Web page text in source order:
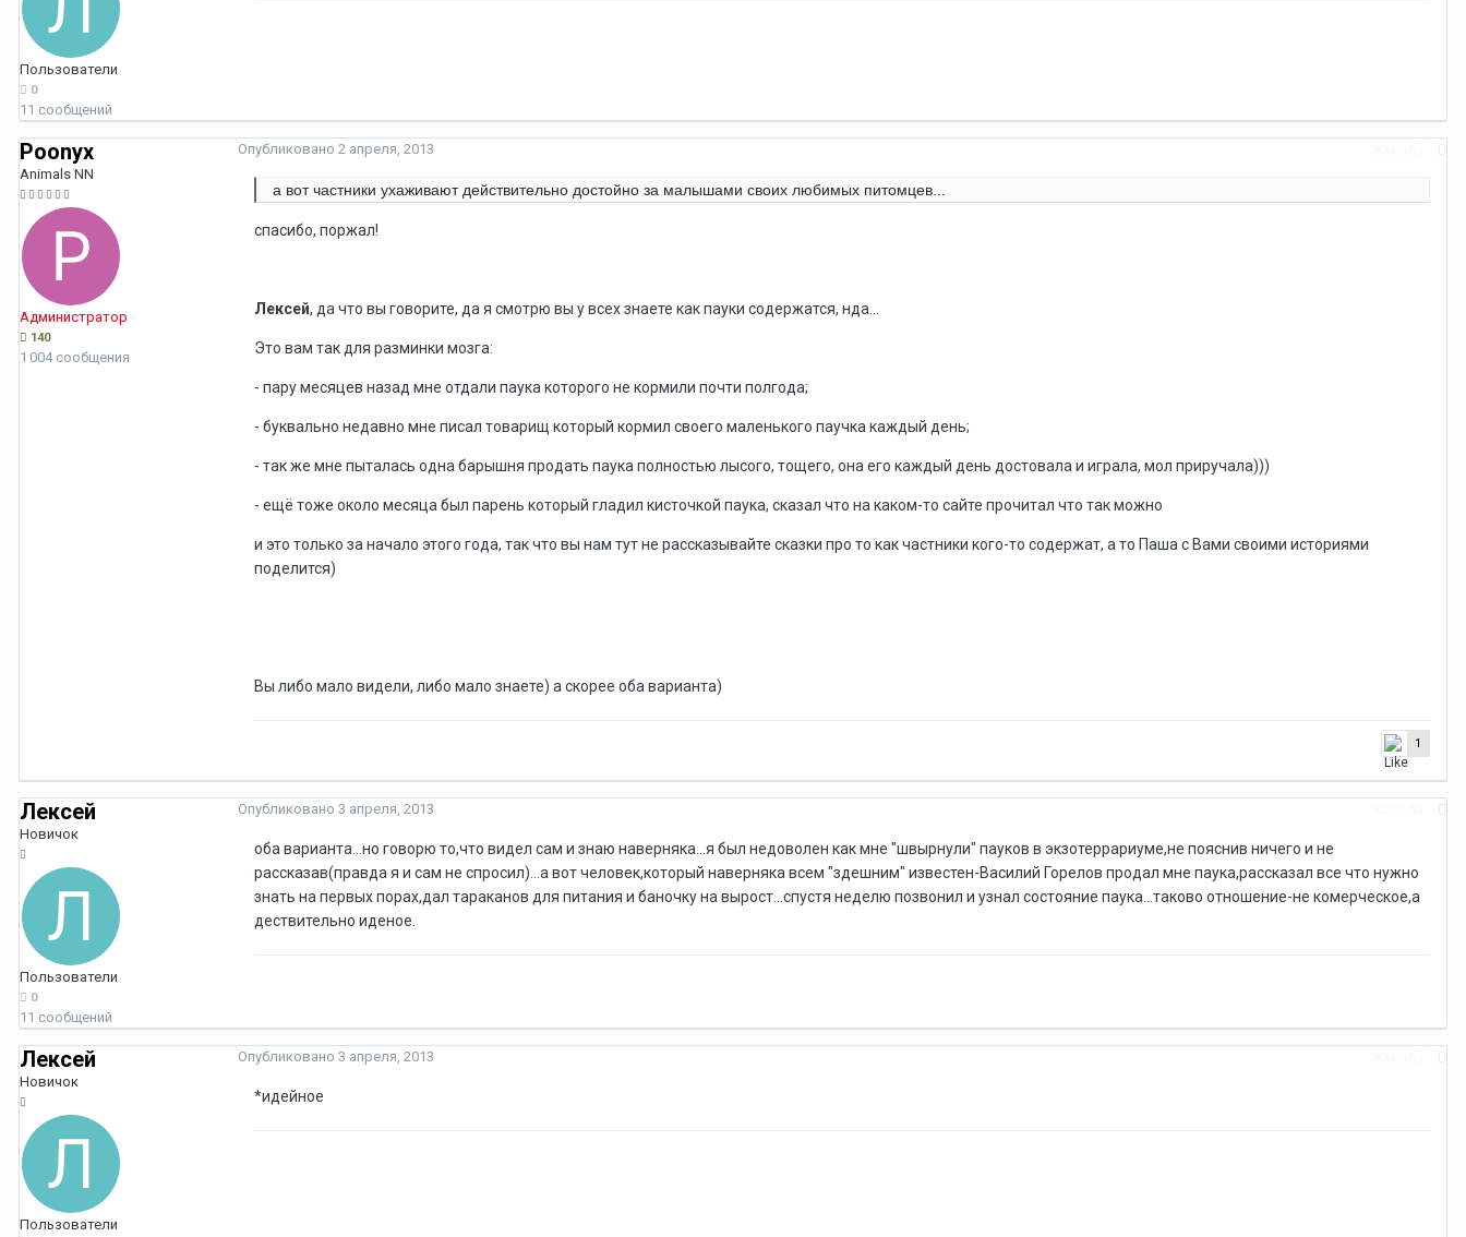
Пользователи
0
11 сообщений
Poonyx
Animals NN
Администратор
140
1 004 сообщения
Опубликовано 2 апреля, 2013
а вот частники ухаживают действительно достойно за малышами своих любимых питомцев...
спасибо, поржал!
Лексей, да что вы говорите, да я смотрю вы у всех знаете как пауки содержатся, нда...
Это вам так для разминки мозга:
- пару месяцев назад мне отдали паука которого не кормили почти полгода;
- буквально недавно мне писал товарищ который кормил своего маленького паучка каждый день;
- так же мне пыталась одна барышня продать паука полностью лысого, тощего, она его каждый день достовала и играла, мол приручала)))
- ещё тоже около месяца был парень который гладил кисточкой паука, сказал что на каком-то сайте прочитал что так можно
и это только за начало этого года, так что вы нам тут не рассказывайте сказки про то как частники кого-то содержат, а то Паша с Вами своими историями
поделится)
Вы либо мало видели, либо мало знаете) а скорее оба варианта)
1
Лексей
Новичок
Пользователи
0
11 сообщений
Опубликовано 3 апреля, 2013
оба варианта...но говорю то,что видел сам и знаю наверняка...я был недоволен как мне "швырнули" пауков в экзотеррариуме,не пояснив ничего и не
рассказав(правда я и сам не спросил)...а вот человек,который наверняка всем "здешним" известен-Василий Горелов продал мне паука,рассказал все что нужно
знать на первых порах,дал тараканов для питания и баночку на вырост...спустя неделю позвонил и узнал состояние паука...таково отношение-не комерческое,а
дествительно иденое.
Лексей
Новичок
Пользователи
Опубликовано 3 апреля, 2013
*идейное